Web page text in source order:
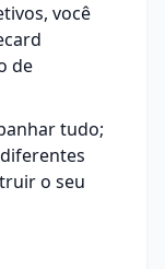
você
de
tudo;
o seu